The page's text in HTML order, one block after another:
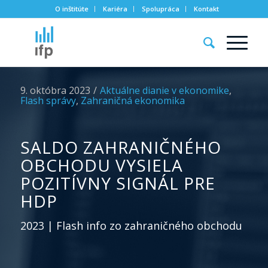
O inštitúte Kariéra Spolupráca Kontakt
9. októbra 2023 / Aktuálne dianie v ekonomike,
Flash správy, Zahraničná ekonomika
SALDO ZAHRANIČNÉHO
OBCHODU VYSIELA
POZITÍVNY SIGNÁL PRE
HDP
2023 | Flash info zo zahraničného obchodu